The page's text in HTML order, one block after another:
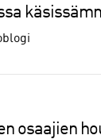
osaajien